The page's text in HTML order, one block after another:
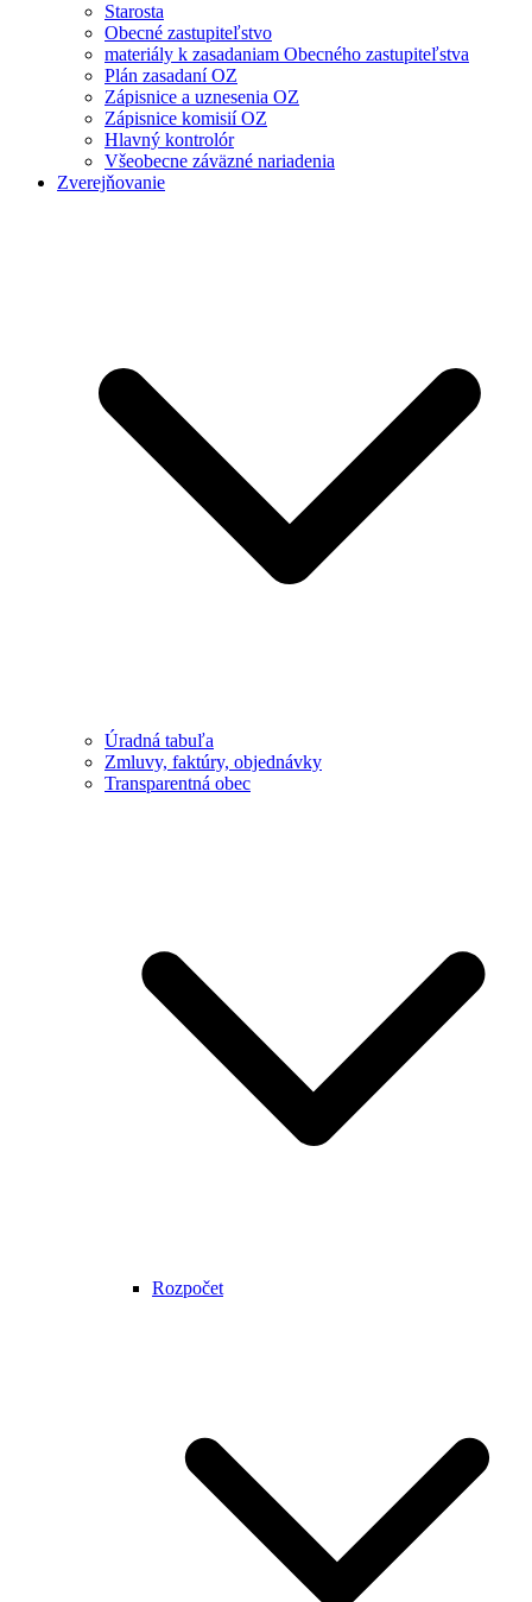
Starosta
Obecné zastupiteľstvo
materiály k zasadaniam Obecného zastupiteľstva
Plán zasadaní OZ
Zápisnice a uznesenia OZ
Zápisnice komisií OZ
Hlavný kontrolór
Všeobecne záväzné nariadenia
Zverejňovanie
Úradná tabuľa
Zmluvy, faktúry, objednávky
Transparentná obec
Rozpočet